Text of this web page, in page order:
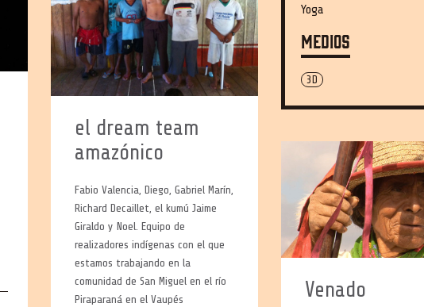
el dream team
amazónico
Fabio Valencia, Diego, Gabriel Marín,
Richard Decaillet, el kumú Jaime
Giraldo y Noel. Equipo de
realizadores indígenas con el que
estamos trabajando en la
comunidad de San Miguel en el río
Piraparaná en el Vaupés
Yoga
Medios
3D
Venado